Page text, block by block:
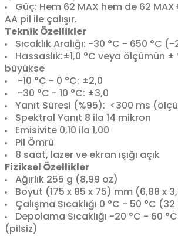
Güç: Hem 62 MAX hem de 62
AA pil ile çalışır.
Teknik Özellikler
Sıcaklık Aralığı: -30 °C - 650 °C (-
Hassaslık:±1,0 °C veya ölçümün ±
büyükse
-10 °C - 0 °C: ±2,0
-30 °C - 10 °C: ±3,0
Yanıt Süresi (%95): <300 ms
Spektral Yanıt 8 ila 14 mikron
Emisivite0,10 ila 1,00
Pil Ömrü
8 saat, lazer ve ekran ışığı açık
Fiziksel Özellikler
Ağırlık255 g (8,99 oz)
Boyut (175 x 85 x 75) mm (6,88 x
Çalışma Sıcaklığı 0 °C - 50 °C (32
Depolama Sıcaklığı -20 °C - 60
(pilsiz)